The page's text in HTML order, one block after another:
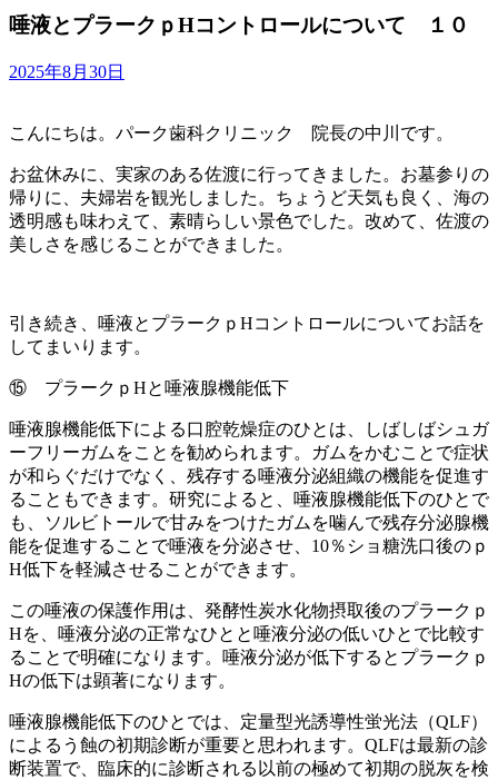
唾液とプラークｐHコントロールについて １０
2025年8月30日
こんにちは。パーク歯科クリニック 院長の中川です。
お盆休みに、実家のある佐渡に行ってきました。お墓参りの
帰りに、夫婦岩を観光しました。ちょうど天気も良く、海の
透明感も味わえて、素晴らしい景色でした。改めて、佐渡の
美しさを感じることができました。
引き続き、唾液とプラークｐHコントロールについてお話を
してまいります。
⑮ プラークｐHと唾液腺機能低下
唾液腺機能低下による口腔乾燥症のひとは、しばしばシュガ
ーフリーガムをことを勧められます。ガムをかむことで症状
が和らぐだけでなく、残存する唾液分泌組織の機能を促進す
ることもできます。研究によると、唾液腺機能低下のひとで
も、ソルビトールで甘みをつけたガムを噛んで残存分泌腺機
能を促進することで唾液を分泌させ、10％ショ糖洗口後のｐ
H低下を軽減させることができます。
この唾液の保護作用は、発酵性炭水化物摂取後のプラークｐ
Hを、唾液分泌の正常なひとと唾液分泌の低いひとで比較す
ることで明確になります。唾液分泌が低下するとプラークｐ
Hの低下は顕著になります。
唾液腺機能低下のひとでは、定量型光誘導性蛍光法（QLF）
によるう蝕の初期診断が重要と思われます。QLFは最新の診
断装置で、臨床的に診断される以前の極めて初期の脱灰を検